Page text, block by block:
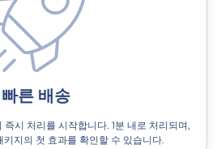
빠른 배송
시 처리를 시작합니다. 1분 내로 처리되며,
키지의 첫 효과를 확인할 수 있습니다.